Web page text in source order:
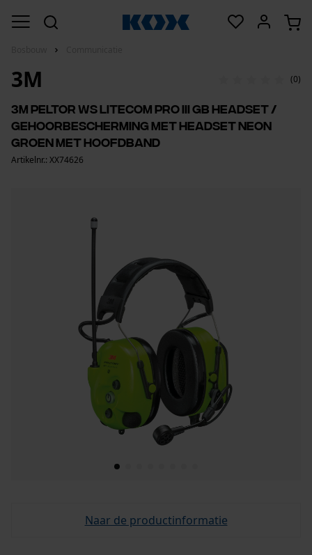
3M (0)
3M Peltor WS LiteCom Pro III GB headset /
gehoorbescherming met headset neon
groen met hoofdband
Artikelnr.: XX74626
Naar de productinformatie